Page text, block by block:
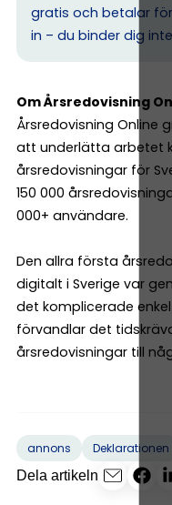
gratis och betalar
in – du binder dig
Om Årsredovisning
Årsredovisning Online
att underlätta arbetet
årsredovisningar för
150 000
000+ användare.
Den allra första
digitalt i Sverige var
det komplicerade
förvandlar det
årsredovisningar till
annons Deklarationen
Dela artikeln